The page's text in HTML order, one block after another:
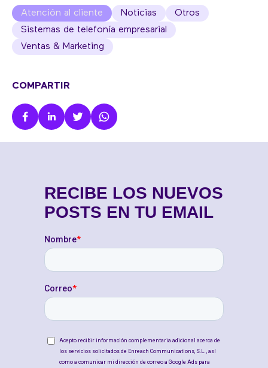
Atención al cliente Noticias
Otros
Sistemas de telefonía empresarial
Ventas & Marketing
COMPARTIR